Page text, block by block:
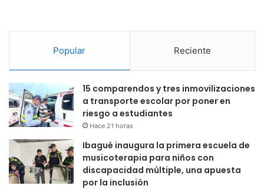
Popular Reciente
15 comparendos y tres inmovilizaciones
a transporte escolar por poner en
riesgo a estudiantes
Hace 21 horas
Ibagué inaugura la primera escuela de
musicoterapia para niños con
discapacidad múltiple, una apuesta
por la inclusión